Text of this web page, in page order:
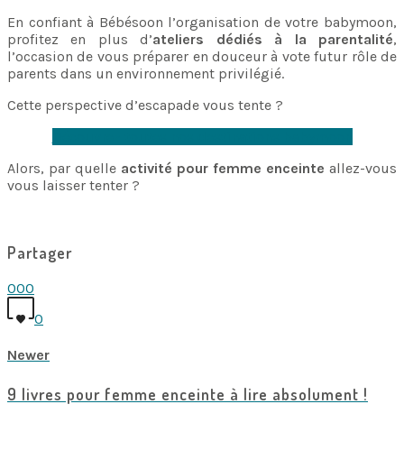
En confiant à Bébésoon l’organisation de votre babymoon,
profitez en plus d’ateliers dédiés à la parentalité,
l’occasion de vous préparer en douceur à vote futur rôle de
parents dans un environnement privilégié.
Cette perspective d’escapade vous tente ?
Alors, par quelle activité pour femme enceinte allez-vous
vous laisser tenter ?
Partager
000
0
Newer
9 livres pour femme enceinte à lire absolument !